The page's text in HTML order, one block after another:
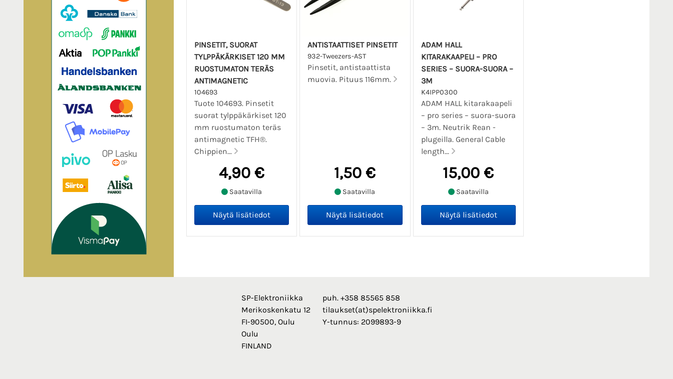
PINSETIT, SUORAT
TYLPPÄKÄRKISET 120 MM
RUOSTUMATON TERÄS
ANTIMAGNETIC
104693
Tuote 104693. Pinsetit
suorat tylppäkärkiset 120
mm ruostumaton teräs
antimagnetic TFH®.
Chippien...
4,90 €
Saatavilla
ANTISTAATTISET PINSETIT
932-Tweezers-AST
Pinsetit, antistaattista
muovia. Pituus 116mm.
1,50 €
Saatavilla
ADAM HALL
KITARAKAAPELI – PRO
SERIES – SUORA-SUORA –
3M
K4IPP0300
ADAM HALL kitarakaapeli
– pro series – suora-suora
– 3m. Neutrik Rean -
plugeilla. General Cable
length...
15,00 €
Saatavilla
SP-Elektroniikka
Merikoskenkatu 12
FI-90500, Oulu
Oulu
FINLAND
puh. +358 85565 858
tilaukset(at)spelektroniikka.fi
Y-tunnus: 2099893-9